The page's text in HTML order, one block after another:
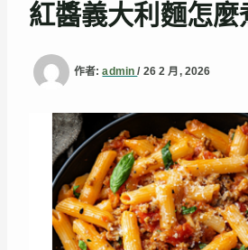
紅醬義大利麵怎麼
作者:admin/ 26 2 月, 2026